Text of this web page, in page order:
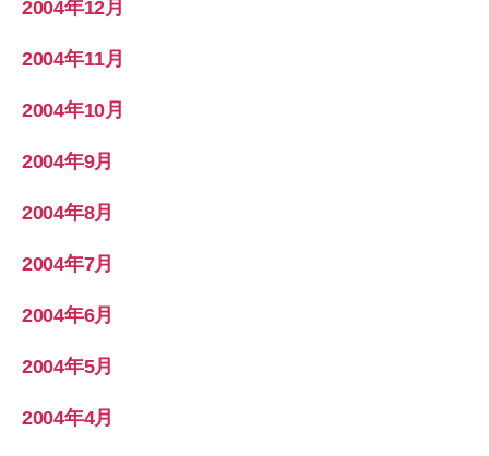
2004年12月
2004年11月
2004年10月
2004年9月
2004年8月
2004年7月
2004年6月
2004年5月
2004年4月